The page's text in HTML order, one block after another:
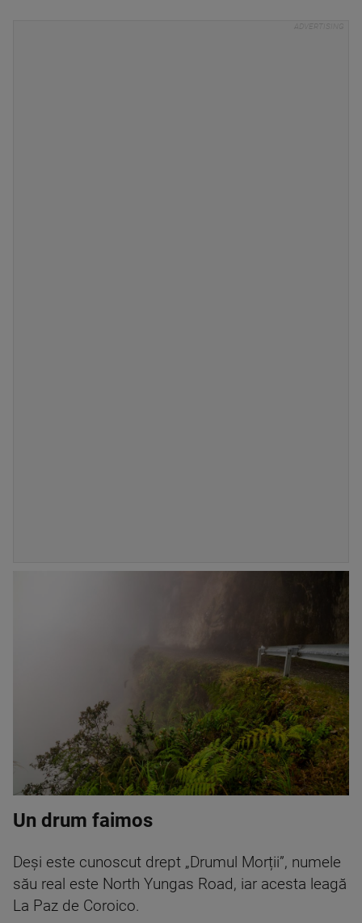
Un drum faimos
Deși este cunoscut drept „Drumul Morții”, numele
său real este North Yungas Road, iar acesta leagă
La Paz de Coroico.